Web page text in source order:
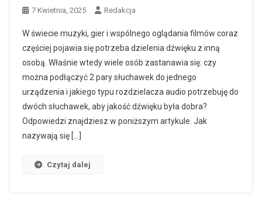
7 Kwietnia, 2025 Redakcja
W świecie muzyki, gier i wspólnego oglądania filmów coraz
częściej pojawia się potrzeba dzielenia dźwięku z inną
osobą. Właśnie wtedy wiele osób zastanawia się: czy
można podłączyć 2 pary słuchawek do jednego
urządzenia i jakiego typu rozdzielacza audio potrzebuję do
dwóch słuchawek, aby jakość dźwięku była dobra?
Odpowiedzi znajdziesz w poniższym artykule. Jak
nazywają się […]
Czytaj dalej